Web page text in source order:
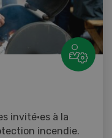
invité·es à la
incendie.